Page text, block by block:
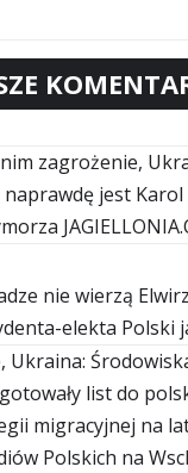
zagrożenie,
jest Karol
nie wierzą
elekta Polski
Ukraina:
list do
migracyjnej na
Polskich na